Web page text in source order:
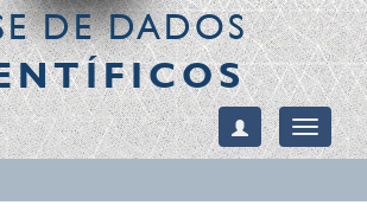
DE DADOS
Toggle